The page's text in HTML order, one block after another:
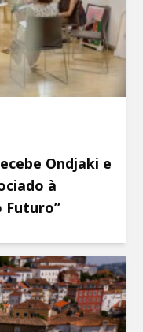
Ondjaki e
à
Futuro”